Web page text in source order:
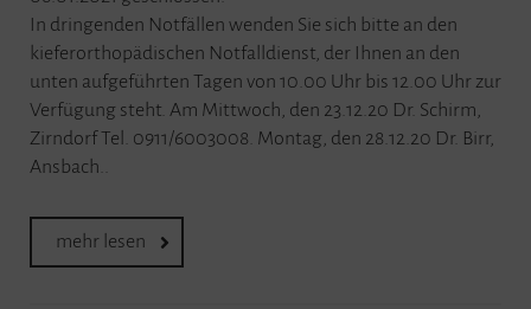
In dringenden Notfällen wenden Sie sich bitte an den
kieferorthopädischen Notfalldienst, der Ihnen an den
unten aufgeführten Tagen von 10.00 Uhr bis 12.00 Uhr zur
Verfügung steht. Am Mittwoch, den 23.12.20 Dr. Schirm,
Zirndorf Tel. 0911/6003008. Montag, den 28.12.20 Dr. Birr,
Ansbach..
mehr lesen